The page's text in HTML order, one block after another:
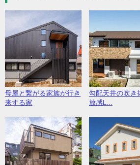
母屋と繋がる家族が行き
来する家
勾配天井の吹き
放感L...